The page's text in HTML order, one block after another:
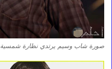
صورة شاب وسيم يرتدي نظارة شمسية